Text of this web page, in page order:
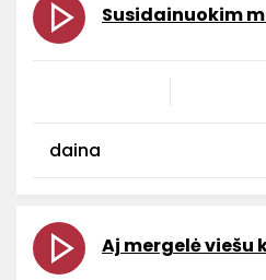
Susidainuokim
daina
Aj mergelė viešu